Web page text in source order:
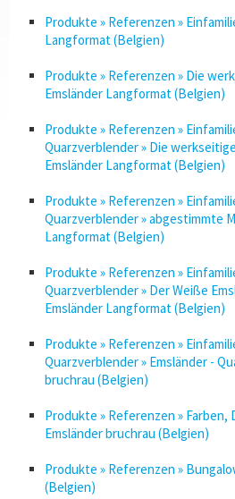
Produkte » Referenzen »
Langformat (Belgien)
Produkte » Referenzen » Die
Emsländer Langformat (Belgien)
Produkte » Referenzen »
Quarzverblender » Die
Emsländer Langformat (Belgien)
Produkte » Referenzen »
Quarzverblender » abgestimmte
Langformat (Belgien)
Produkte » Referenzen »
Quarzverblender » Der Weiße
Emsländer Langformat (Belgien)
Produkte » Referenzen »
Quarzverblender » Emsländer -
bruchrau (Belgien)
Produkte » Referenzen » Farben,
Emsländer bruchrau (Belgien)
Produkte » Referenzen »
(Belgien)